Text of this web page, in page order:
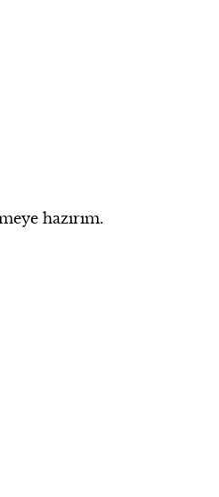
hazırım.